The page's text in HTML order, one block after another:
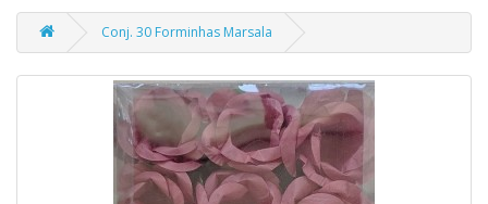
Conj. 30 Forminhas Marsala